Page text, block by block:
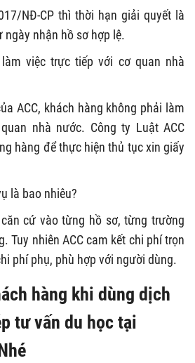
NĐ-CP thì thời hạn giải quyết là
ngày nhận hồ sơ hợp lệ.
việc trực tiếp với cơ quan nhà
ACC, khách hàng không phải làm
nhà nước. Công ty Luật ACC
hàng để thực hiện thủ tục xin giấy
là bao nhiêu?
cứ vào từng hồ sơ, từng trường
Tuy nhiên ACC cam kết chi phí trọn
phí phụ, phù hợp với người dùng.
hàng khi dùng dịch
tư vấn du học tại